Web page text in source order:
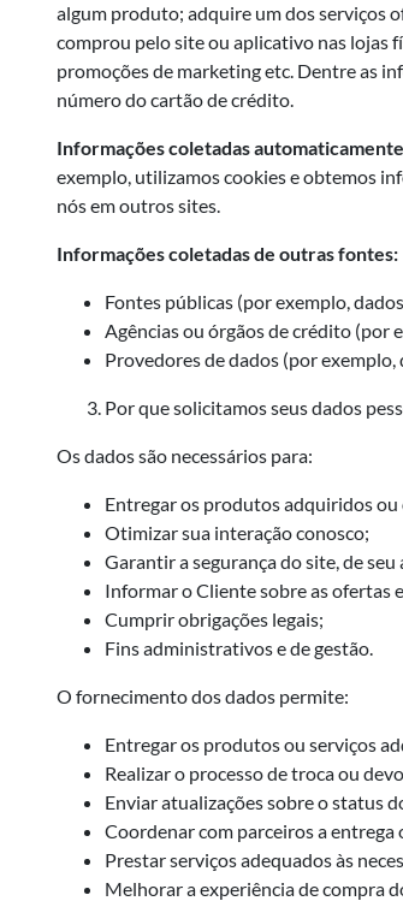
algum produto; adquire um dos serviços
comprou pelo site ou aplicativo nas lojas
promoções de marketing etc. Dentre as
número do cartão de crédito.
Informações coletadas
exemplo, utilizamos cookies e obtemos
nós em outros sites.
Informações coletadas de outras fontes:
Fontes públicas (por exemplo,
Agências ou órgãos de crédito (por
Provedores de dados (por
Por que solicitamos seus dados
Os dados são necessários para:
Entregar os produtos adquiridos
Otimizar sua interação conosco;
Garantir a segurança do site, de
Informar o Cliente sobre as ofertas
Cumprir obrigações legais;
Fins administrativos e de gestão.
O fornecimento dos dados permite:
Entregar os produtos ou serviços
Realizar o processo de troca ou
Enviar atualizações sobre o status
Coordenar com parceiros a
Prestar serviços adequados às
Melhorar a experiência de compra